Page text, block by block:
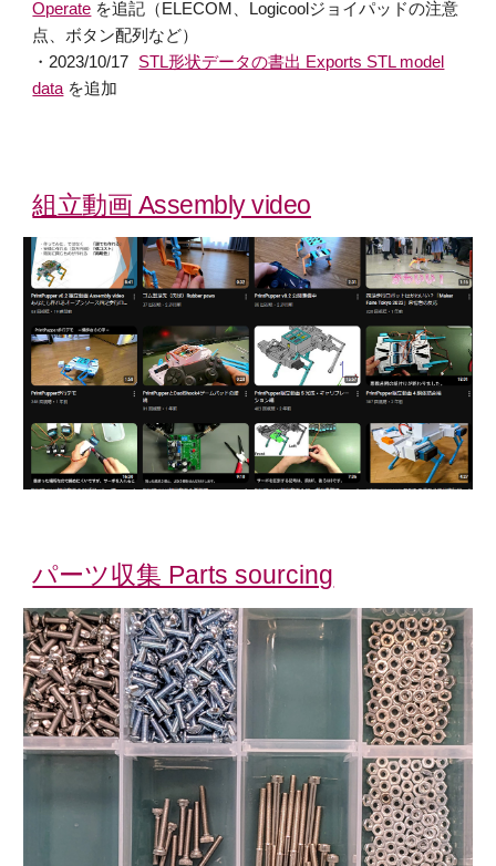
Operate を追記（ELECOM、Logicoolジョイパッドの注意
点、ボタン配列など）
・2023/10/17
STL形状データの書出 Exports STL model
data を追加
組立動画 Assembly video
パーツ収集 Parts sourcing